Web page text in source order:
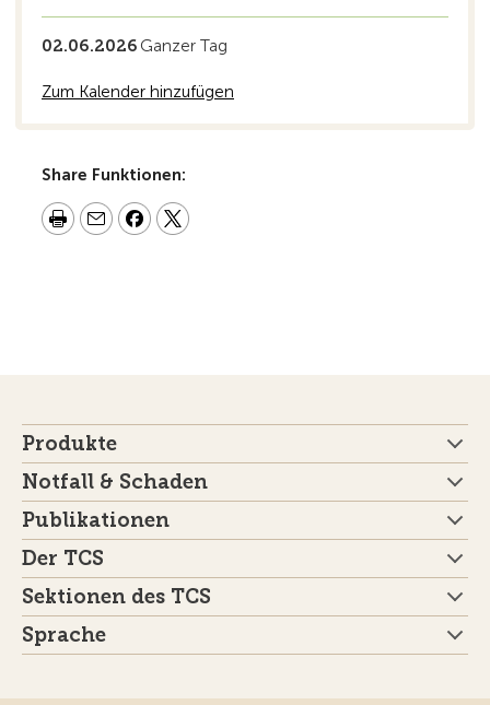
02.06.2026 Ganzer Tag
Zum Kalender hinzufügen
Share Funktionen:
Produkte
Notfall & Schaden
Publikationen
Der TCS
Sektionen des TCS
Sprache